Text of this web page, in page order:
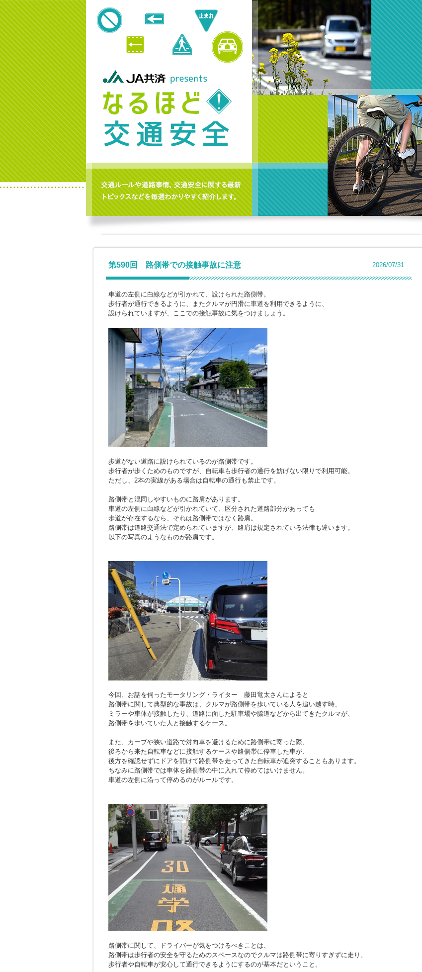
第590回 路側帯での接触事故に注意 2026/07/31
車道の左側に白線などが引かれて、設けられた路側帯。
歩行者が通行できるように、またクルマが円滑に車道を利用できるように、
設けられていますが、ここでの接触事故に気をつけましょう。
歩道がない道路に設けられているのが路側帯です。
歩行者が歩くためのものですが、自転車も歩行者の通行を妨げない限りで利用可能。
ただし、2本の実線がある場合は自転車の通行も禁止です。
路側帯と混同しやすいものに路肩があります。
車道の左側に白線などが引かれていて、区分された道路部分があっても
歩道が存在するなら、それは路側帯ではなく路肩。
路側帯は道路交通法で定められていますが、路肩は規定されている法律も違います。
以下の写真のようなものが路肩です。
今回、お話を伺ったモータリング・ライター 藤田竜太さんによると
路側帯に関して典型的な事故は、クルマが路側帯を歩いている人を追い越す時、
ミラーや車体が接触したり、道路に面した駐車場や脇道などから出てきたクルマが、
路側帯を歩いていた人と接触するケース。
また、カーブや狭い道路で対向車を避けるために路側帯に寄った際、
後ろから来た自転車などに接触するケースや路側帯に停車した車が、
後方を確認せずにドアを開けて路側帯を走ってきた自転車が追突することもあります。
ちなみに路側帯では車体を路側帯の中に入れて停めてはいけません。
車道の左側に沿って停めるのがルールです。
路側帯に関して、ドライバーが気をつけるべきことは、
路側帯は歩行者の安全を守るためのスペースなのでクルマは路側帯に寄りすぎずに走り、
歩行者や自転車が安心して通行できるようにするのが基本だということ。